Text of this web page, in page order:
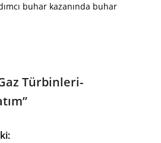
buhar kazanında buhar
Türbinleri-
”